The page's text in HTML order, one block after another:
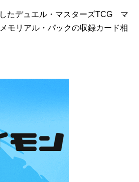
たデュエル・マスターズTCG マ
モリアル・パックの収録カード相